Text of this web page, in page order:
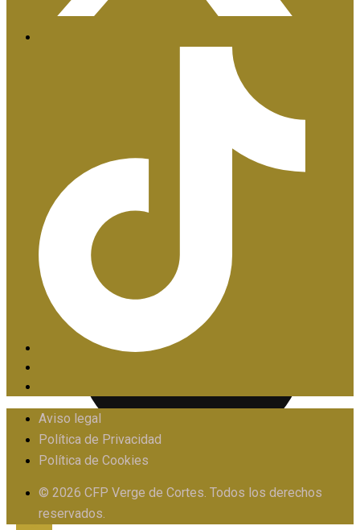
X
Aviso legal
Política de Privacidad
Política de Cookies
© 2026 CFP Verge de Cortes. Todos los derechos
reservados.